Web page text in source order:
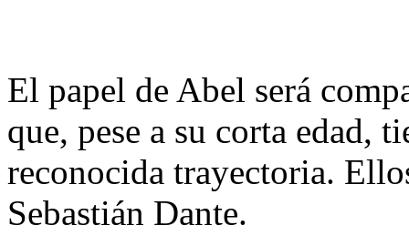
El papel de Abel será
que, pese a su corta edad,
reconocida trayectoria.
Sebastián Dante.